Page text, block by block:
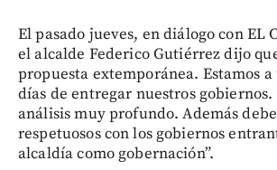
El pasado jueves, en diálogo con EL
el alcalde Federico Gutiérrez dijo
propuesta extemporánea. Estamos a
días de entregar nuestros
análisis muy profundo. Además
respetuosos con los gobiernos
alcaldía como gobernación”.